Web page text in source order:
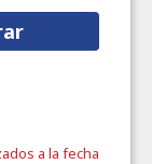
a la fecha